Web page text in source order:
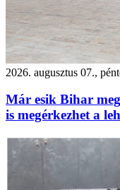
2026. augusztus 07.,
Már esik Bihar
is megérkezhet a